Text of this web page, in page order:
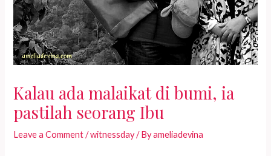
Kalau ada malaikat di bumi, ia
pastilah seorang Ibu
Leave a Comment /witnessday/ Byameliadevina